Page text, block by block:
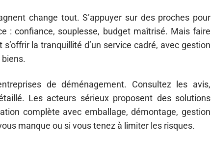
change tout. S’appuyer sur des proches pour
: confiance, souplesse, budget maîtrisé. Mais faire
la tranquillité d’un service cadré, avec gestion
de déménagement. Consultez les avis,
Les acteurs sérieux proposent des solutions
complète avec emballage, démontage, gestion
manque ou si vous tenez à limiter les risques.